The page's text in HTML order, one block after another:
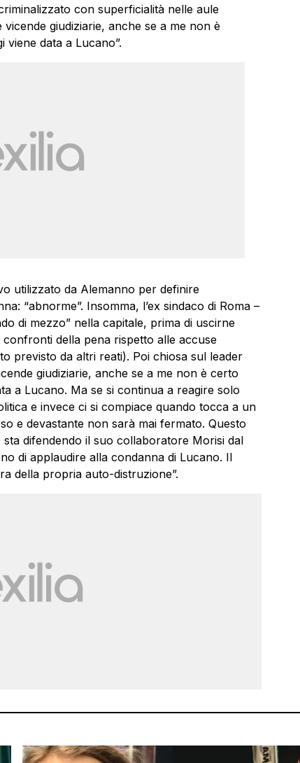
con superficialità nelle aule
giudiziarie, anche se a me non è
data a Lucano”.
utilizzato da Alemanno per definire
“abnorme”. Insomma, l’ex sindaco di Roma –
di mezzo” nella capitale, prima di uscirne
della pena rispetto alle accuse
previsto da altri reati). Poi chiosa sul leader
giudiziarie, anche se a me non è certo
a Lucano. Ma se si continua a reagire solo
e invece ci si compiace quando tocca a un
e devastante non sarà mai fermato. Questo
difendendo il suo collaboratore Morisi dal
di applaudire alla condanna di Lucano. Il
della propria auto-distruzione”.